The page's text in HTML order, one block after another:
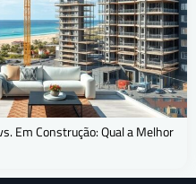
Em Construção: Qual a Melhor